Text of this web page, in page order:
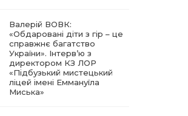
Валерій ВОВК:
«Обдаровані діти з гір – це
справжнє багатство
України». Інтервʼю з
директором КЗ ЛОР
«Підбузький мистецький
ліцей імені Еммануїла
Миська»